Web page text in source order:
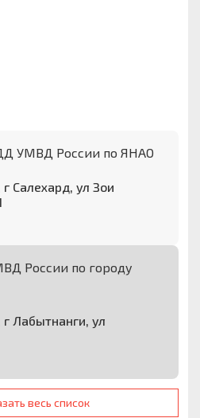
УМВД России по ЯНАО
Салехард, ул Зои
России по городу
Лабытнанги, ул
весь список